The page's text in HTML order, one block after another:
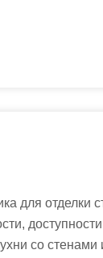
для отделки
со стенами